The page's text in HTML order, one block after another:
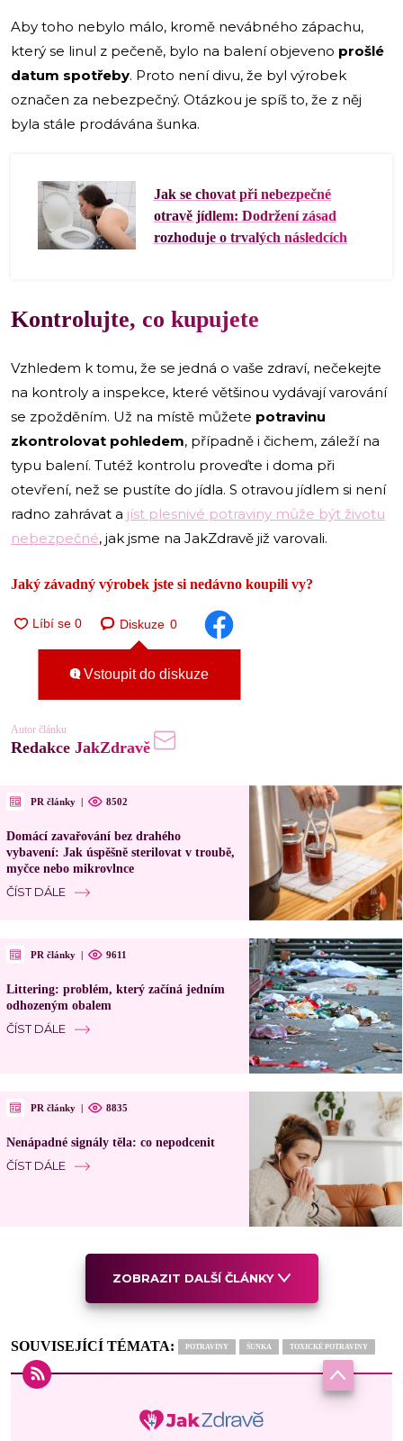
Aby toho nebylo málo, kromě nevábného zápachu,
který se linul z pečeně, bylo na balení objeveno prošlé
datum spotřeby. Proto není divu, že byl výrobek
označen za nebezpečný. Otázkou je spíš to, že z něj
byla stále prodávána šunka.
Jak se chovat při nebezpečné
otravě jídlem: Dodržení zásad
rozhoduje o trvalých následcích
Kontrolujte, co kupujete
Vzhledem k tomu, že se jedná o vaše zdraví, nečekejte
na kontroly a inspekce, které většinou vydávají varování
se zpožděním. Už na místě můžete potravinu
zkontrolovat pohledem, případně i čichem, záleží na
typu balení. Tutéž kontrolu proveďte i doma při
otevření, než se pustíte do jídla. S otravou jídlem si není
radno zahrávat a jíst plesnivé potraviny může být životu
nebezpečné, jak jsme na JakZdravě již varovali.
Jaký závadný výrobek jste si nedávno koupili vy?
Diskuze 0
Vstoupit do diskuze
Autor článku
Redakce JakZdravě
PR články | 8502
Domácí zavařování bez drahého
vybavení: Jak úspěšně sterilovat v troubě,
myčce nebo mikrovlnce
ČÍST DÁLE
PR články | 9611
Littering: problém, který začíná jedním
odhozeným obalem
ČÍST DÁLE
PR články | 8835
Nenápadné signály těla: co nepodcenit
ČÍST DÁLE
ZOBRAZIT DALŠÍ ČLÁNKY
SOUVISEJÍCÍ TÉMATA: POTRAVINY ŠUNKA TOXICKÉ POTRAVINY